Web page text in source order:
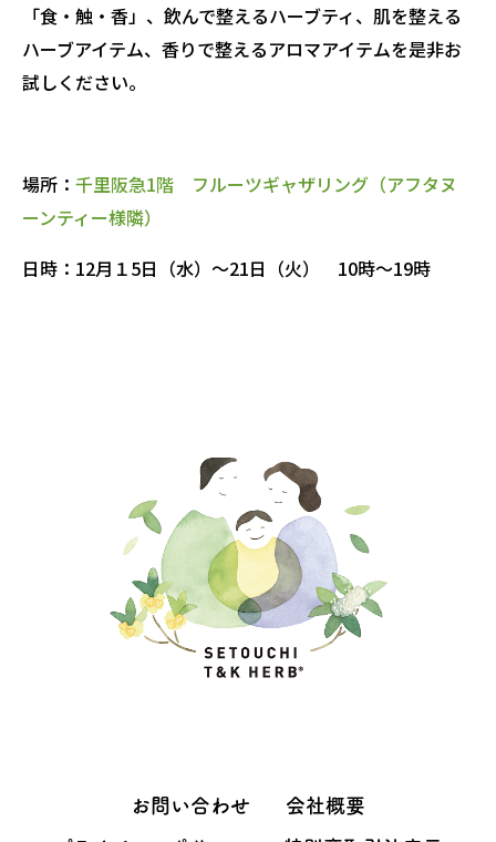
「食・触・香」、飲んで整えるハーブティ、肌を整える
ハーブアイテム、香りで整えるアロマアイテムを是非お
試しください。
場所：千里阪急1階 フルーツギャザリング（アフタヌ
ーンティー様隣）
日時：12月１5日（水）～21日（火） 10時～19時
お問い合わせ 会社概要